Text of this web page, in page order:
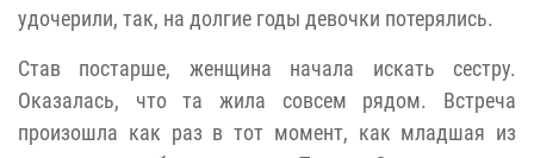
удочерили, так, на долгие годы девочки потерялись.
Став постарше, женщина начала искать сестру.
Оказалась, что та жила совсем рядом. Встреча
произошла как раз в тот момент, как младшая из